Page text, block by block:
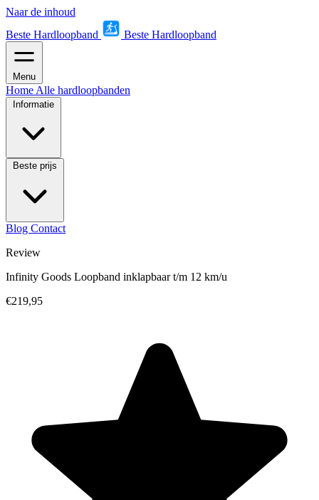
Naar de inhoud
Beste Hardloopband
Beste Hardloopband
Menu
Home Alle hardloopbanden
Informatie
Beste prijs
Blog Contact
Review
Infinity Goods Loopband inklapbaar t/m 12 km/u
€219,95